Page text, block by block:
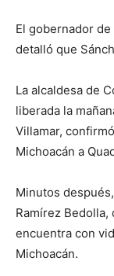
El gobernador
detalló que
La alcaldesa de
liberada la
Villamar,
Michoacán a
Minutos
Ramírez
encuentra con
Michoacán.